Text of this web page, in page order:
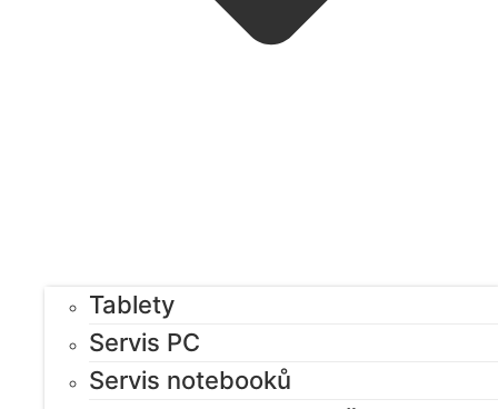
Tablety
Servis PC
Servis notebooků